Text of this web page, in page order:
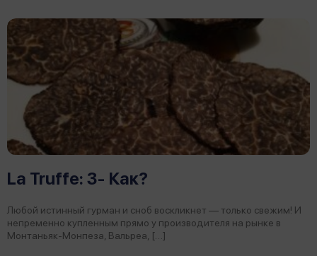
La Truffe: 3- Как?
Любой истинный гурман и сноб воскликнет — только свежим! И
непременно купленным прямо у производителя на рынке в
Монтаньяк-Монпеза, Вальреа, […]